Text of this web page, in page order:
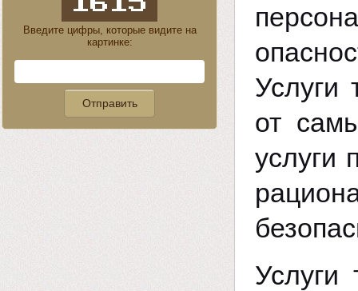
Введите цифры, которые видите на
картинке:
Услуги
от
услуги
Услуги